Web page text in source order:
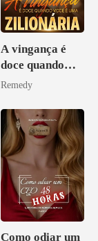
A vingança é
doce quando
você é uma
Remedy
Como odiar um